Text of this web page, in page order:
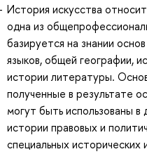
История искусства
одна из
базируется на знании
языков, общей географии,
истории литературы.
полученные в результате
могут быть использованы
истории правовых и
специальных исторических